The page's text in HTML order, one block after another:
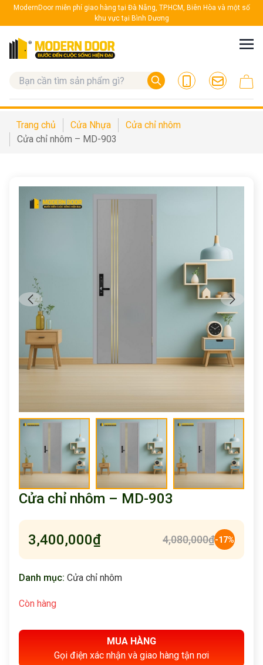
ModernDoor miễn phí giao hàng tại Đà Nẵng, TP.HCM, Biên Hòa và một số
khu vực tại Bình Dương
Trang chủ Cửa Nhựa
Cửa chỉ nhôm
Cửa chỉ nhôm – MD-903
Cửa chỉ nhôm – MD-903
3,400,000₫ 4,080,000₫-17%
Danh mục: Cửa chỉ nhôm
Còn hàng
MUA HÀNG
Gọi điện xác nhận và giao hàng tận nơi